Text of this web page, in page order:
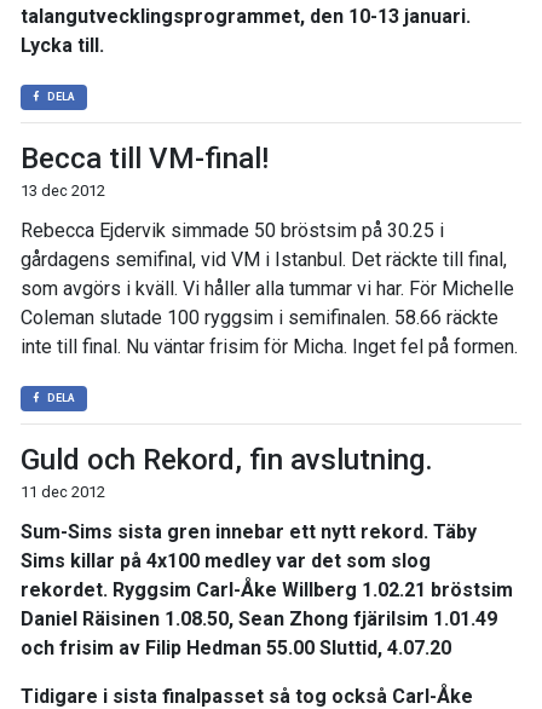
talangutvecklingsprogrammet, den 10-13 januari.
Lycka till.
DELA
Becca till VM-final!
13 dec 2012
Rebecca Ejdervik simmade 50 bröstsim på 30.25 i
gårdagens semifinal, vid VM i Istanbul. Det räckte till final,
som avgörs i kväll. Vi håller alla tummar vi har. För Michelle
Coleman slutade 100 ryggsim i semifinalen. 58.66 räckte
inte till final. Nu väntar frisim för Micha. Inget fel på formen.
DELA
Guld och Rekord, fin avslutning.
11 dec 2012
Sum-Sims sista gren innebar ett nytt rekord. Täby
Sims killar på 4x100 medley var det som slog
rekordet. Ryggsim Carl-Åke Willberg 1.02.21 bröstsim
Daniel Räisinen 1.08.50, Sean Zhong fjärilsim 1.01.49
och frisim av Filip Hedman 55.00 Sluttid, 4.07.20
Tidigare i sista finalpasset så tog också Carl-Åke